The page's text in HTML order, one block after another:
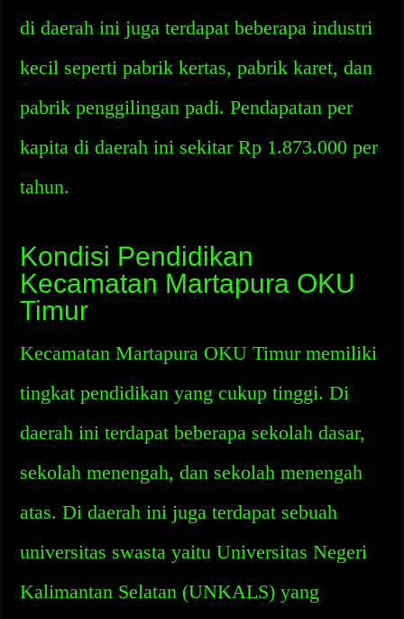
di daerah ini juga terdapat beberapa industri
kecil seperti pabrik kertas, pabrik karet, dan
pabrik penggilingan padi. Pendapatan per
kapita di daerah ini sekitar Rp 1.873.000 per
tahun.
Kondisi Pendidikan
Kecamatan Martapura OKU
Timur
Kecamatan Martapura OKU Timur memiliki
tingkat pendidikan yang cukup tinggi. Di
daerah ini terdapat beberapa sekolah dasar,
sekolah menengah, dan sekolah menengah
atas. Di daerah ini juga terdapat sebuah
universitas swasta yaitu Universitas Negeri
Kalimantan Selatan (UNKALS) yang